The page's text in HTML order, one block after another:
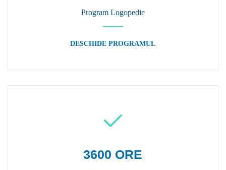
Program Logopedie
DESCHIDE PROGRAMUL
3600 ORE